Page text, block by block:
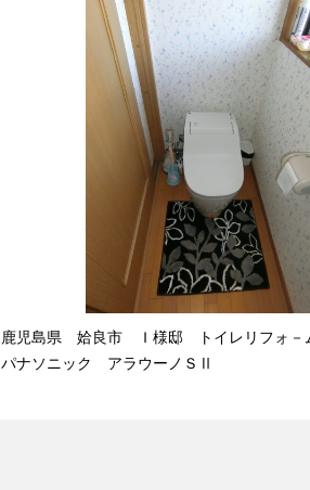
鹿児島県 姶良市 Ｉ様邸 トイレリフォ－
パナソニック アラウーノＳⅡ